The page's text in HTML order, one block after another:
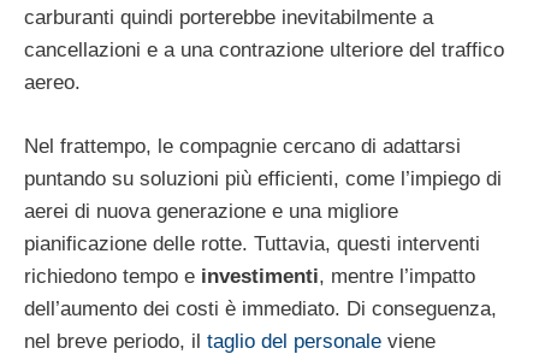
carburanti quindi porterebbe inevitabilmente a
cancellazioni e a una contrazione ulteriore del traffico
aereo.
Nel frattempo, le compagnie cercano di adattarsi
puntando su soluzioni più efficienti, come l’impiego di
aerei di nuova generazione e una migliore
pianificazione delle rotte. Tuttavia, questi interventi
richiedono tempo e investimenti, mentre l’impatto
dell’aumento dei costi è immediato. Di conseguenza,
nel breve periodo, il taglio del personale viene